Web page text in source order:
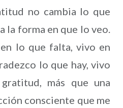
no cambia lo que
la forma en que lo veo.
lo que falta, vivo en
lo que hay, vivo
más que una
consciente que me